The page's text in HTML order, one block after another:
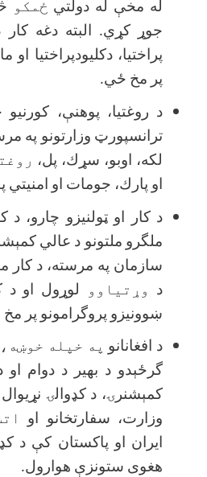
له مخې له دولتي ځمکو
جوړ كړي. البته دغه
پراختيا، دكليودپراختيا
پر مخ ځي.
د روغتيا، پوهنې،
ترانسپورټ وزارتونو په
لكه، اوبو، سړك، پل،
او پارك، جومات او
د كار او ټولنيزو چارو، د
ملگرو ملتونو د عالي
سازمان په مرسته، د كار
د
وړتياوو لوړول او د
ښوونيزو پروگرامونو پر مخ
د افغانانو په خپله خوښه،
گرځېدو د بهير د دوام او
كمېشنرۍ، د كډوالۍ
وزارت، سفارتخانو او
ايران او پاكستان كې د
هغوى ستونزې هوارول.